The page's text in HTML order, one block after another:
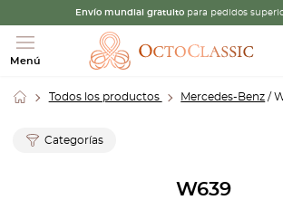
Envío mundial gratuito para pedidos
Menú
Todos los productos Mercedes-Benz /
Categorías
W639